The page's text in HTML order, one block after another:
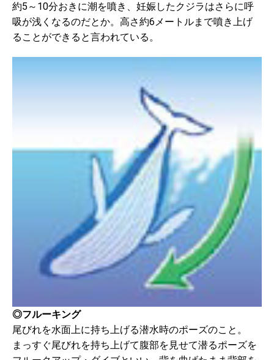
約5～10分おきに潮を噴き、妊娠したクジラはさらに呼
吸が浅くなるのだとか。高さ約6メートルまで噴き上げ
ることができると言われている。
◎フルーキング
尾びれを水面上に持ち上げる潜水時のポーズのこと。
まっすぐ尾びれを持ち上げて腹部を見せて潜るポーズを